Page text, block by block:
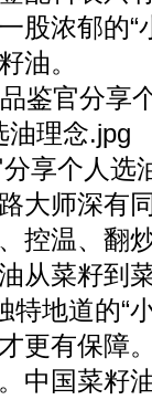
股浓郁的“
油。
享个人选
大师深有
控温、翻
从菜籽到
特地道的“
更有保障
中国菜籽